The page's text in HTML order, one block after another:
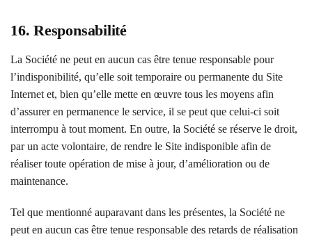
16. Responsabilité
La Société ne peut en aucun cas être tenue responsable pour
l’indisponibilité, qu’elle soit temporaire ou permanente du Site
Internet et, bien qu’elle mette en œuvre tous les moyens afin
d’assurer en permanence le service, il se peut que celui-ci soit
interrompu à tout moment. En outre, la Société se réserve le droit,
par un acte volontaire, de rendre le Site indisponible afin de
réaliser toute opération de mise à jour, d’amélioration ou de
maintenance.
Tel que mentionné auparavant dans les présentes, la Société ne
peut en aucun cas être tenue responsable des retards de réalisation